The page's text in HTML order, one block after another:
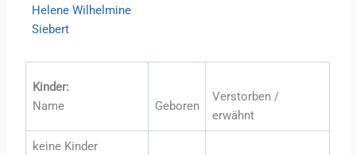
Helene Wilhelmine
Siebert
Kinder:
Name
Geboren
Verstorben /
erwähnt
keine Kinder